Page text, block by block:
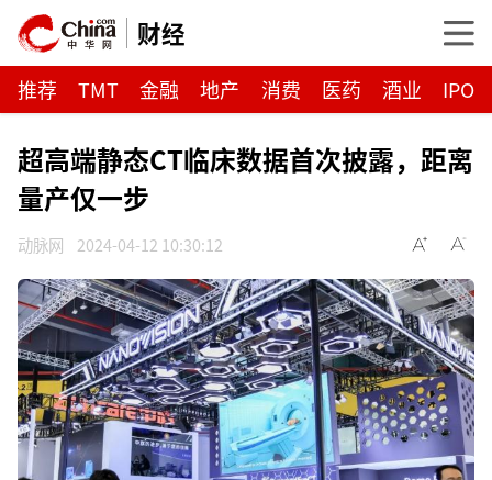
财经
推荐 TMT 金融 地产 消费 医药 酒业 IPO
超高端静态CT临床数据首次披露，距离
量产仅一步
动脉网 2024-04-12 10:30:12